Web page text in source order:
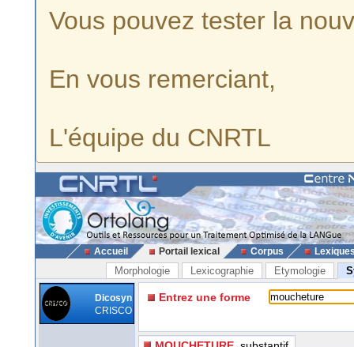
Vous pouvez tester la
En vous remerciant,
L'équipe du CNRTL
Accueil Portail lexical Corpus
Morphologie Lexicographie Etymologie
Dicosyn
CRISCO
Entrez une forme